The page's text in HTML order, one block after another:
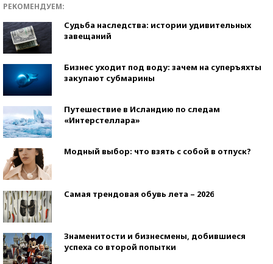
РЕКОМЕНДУЕМ:
Судьба наследства: истории удивительных
завещаний
Бизнес уходит под воду: зачем на суперъяхты
закупают субмарины
Путешествие в Исландию по следам
«Интерстеллара»
Модный выбор: что взять с собой в отпуск?
Самая трендовая обувь лета – 2026
Знаменитости и бизнесмены, добившиеся
успеха со второй попытки